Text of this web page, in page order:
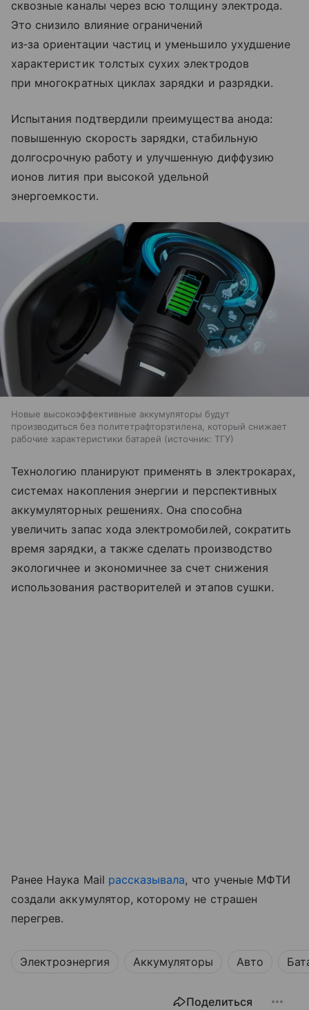
сквозные каналы через всю толщину электрода.
Это снизило влияние ограничений
из‑за ориентации частиц и уменьшило ухудшение
характеристик толстых сухих электродов
при многократных циклах зарядки и разрядки.
Испытания подтвердили преимущества анода:
повышенную скорость зарядки, стабильную
долгосрочную работу и улучшенную диффузию
ионов лития при высокой удельной
энергоемкости.
Новые высокоэффективные аккумуляторы будут
производиться без политетрафторэтилена, который снижает
рабочие характеристики батарей
источник: ТГУ
Технологию планируют применять в электрокарах,
системах накопления энергии и перспективных
аккумуляторных решениях. Она способна
увеличить запас хода электромобилей, сократить
время зарядки, а также сделать производство
экологичнее и экономичнее за счет снижения
использования растворителей и этапов сушки.
Ранее Наука Mail рассказывала, что ученые МФТИ
создали аккумулятор, которому не страшен
перегрев.
Электроэнергия Аккумуляторы Авто
Поделиться